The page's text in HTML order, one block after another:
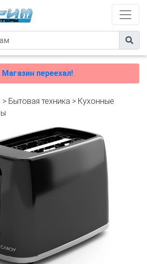
Магазин переехал!
> Бытовая техника > Кухонные